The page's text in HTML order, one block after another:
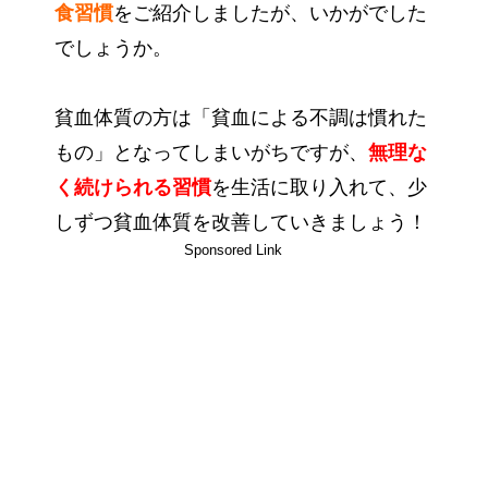
食習慣をご紹介しましたが、いかがでした
でしょうか。
貧血体質の方は「貧血による不調は慣れた
もの」となってしまいがちですが、 無理な
く続けられる習慣を生活に取り入れて、少
しずつ貧血体質を改善していきましょう！
Sponsored Link